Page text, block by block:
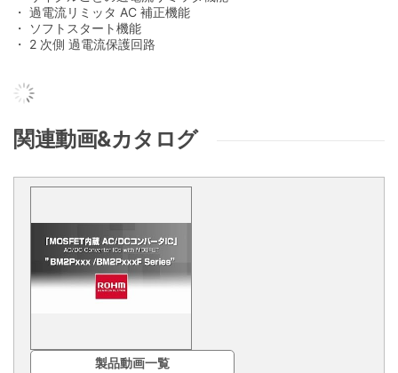
・ 過電流リミッタ AC 補正機能
・ ソフトスタート機能
・ 2 次側 過電流保護回路
関連動画&カタログ
製品動画一覧